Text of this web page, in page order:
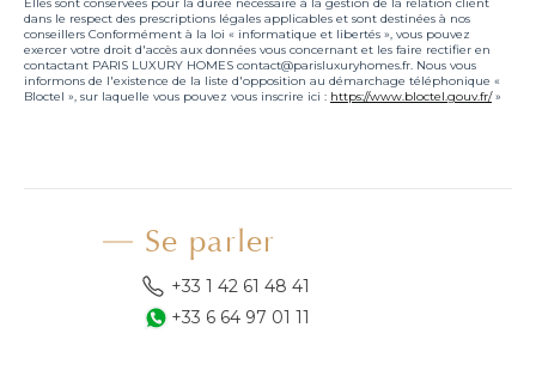
Se parler
+33 1 42 61 48 41
+33 6 64 97 01 11
dans le respect des prescriptions légales applicables et sont destinées à nos
conseillers Conformément à la loi « informatique et libertés », vous pouvez
exercer votre droit d'accès aux données vous concernant et les faire rectifier en
contactant PARIS LUXURY HOMES contact@parisluxuryhomes.fr. Nous vous
informons de l'existence de la liste d'opposition au démarchage téléphonique «
Bloctel », sur laquelle vous pouvez vous inscrire ici : https://www.bloctel.gouv.fr/»